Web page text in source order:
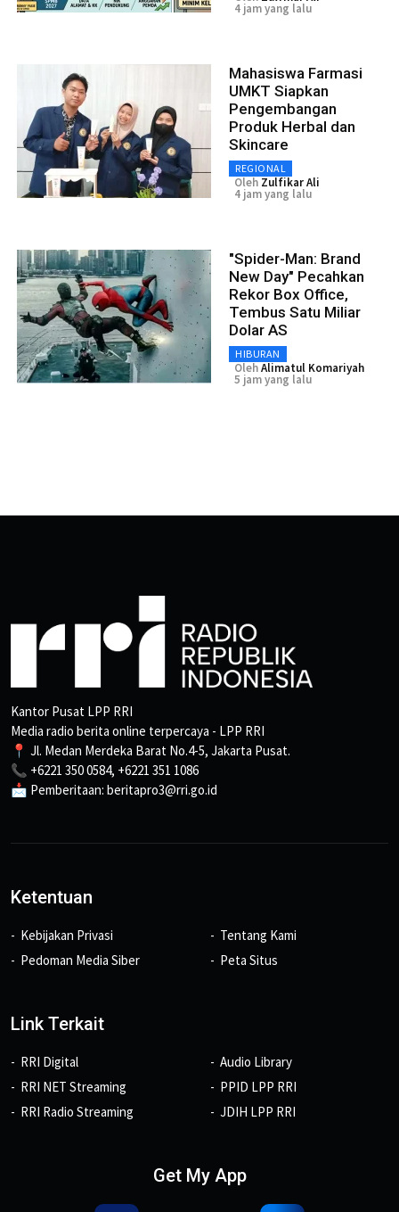
4 jam yang lalu
Mahasiswa Farmasi
UMKT Siapkan
Pengembangan
Produk Herbal dan
Skincare
REGIONAL
Oleh Zulfikar Ali
4 jam yang lalu
"Spider-Man: Brand
New Day" Pecahkan
Rekor Box Office,
Tembus Satu Miliar
Dolar AS
HIBURAN
OlehAlimatul Komariyah
5 jam yang lalu
Kantor Pusat LPP RRI
Media radio berita online terpercaya - LPP RRI
📍 Jl. Medan Merdeka Barat No.4-5, Jakarta Pusat.
📞 +6221 350 0584, +6221 351 1086
📩 Pemberitaan: beritapro3@rri.go.id
Ketentuan
Kebijakan Privasi
Pedoman Media Siber
Tentang Kami
Peta Situs
Link Terkait
RRI Digital
RRI NET Streaming
RRI Radio Streaming
Audio Library
PPID LPP RRI
JDIH LPP RRI
Get My App